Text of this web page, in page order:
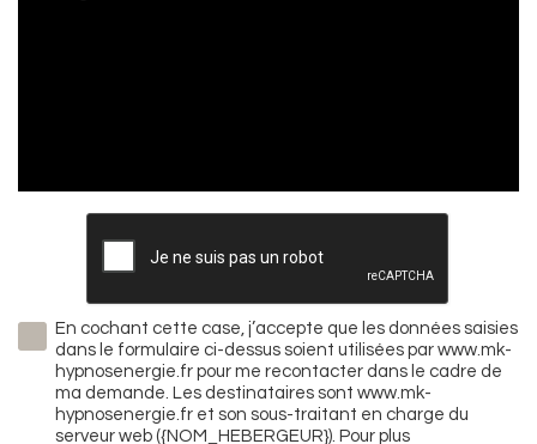
En cochant cette case, j’accepte que les données saisies
dans le formulaire ci-dessus soient utilisées par www.mk-
hypnosenergie.fr pour me recontacter dans le cadre de
ma demande. Les destinataires sont www.mk-
hypnosenergie.fr et son sous-traitant en charge du
serveur web ({NOM_HEBERGEUR}). Pour plus